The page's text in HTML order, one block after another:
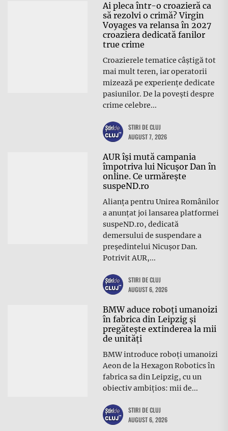
Ai pleca într-o croazieră ca
să rezolvi o crimă? Virgin
Voyages va relansa în 2027
croaziera dedicată fanilor
true crime
Croazierele tematice câștigă tot
mai mult teren, iar operatorii
mizează pe experiențe dedicate
pasiunilor. De la povești despre
crime celebre...
STIRI DE CLUJ
AUGUST 7, 2026
AUR își mută campania
împotriva lui Nicușor Dan în
online. Ce urmărește
suspeND.ro
Alianța pentru Unirea Românilor
a anunțat joi lansarea platformei
suspeND.ro, dedicată
demersului de suspendare a
președintelui Nicușor Dan.
Potrivit AUR,...
STIRI DE CLUJ
AUGUST 6, 2026
BMW aduce roboți umanoizi
în fabrica din Leipzig și
pregătește extinderea la mii
de unități
BMW introduce roboți umanoizi
Aeon de la Hexagon Robotics în
fabrica sa din Leipzig, cu un
obiectiv ambițios: mii de...
STIRI DE CLUJ
AUGUST 6, 2026